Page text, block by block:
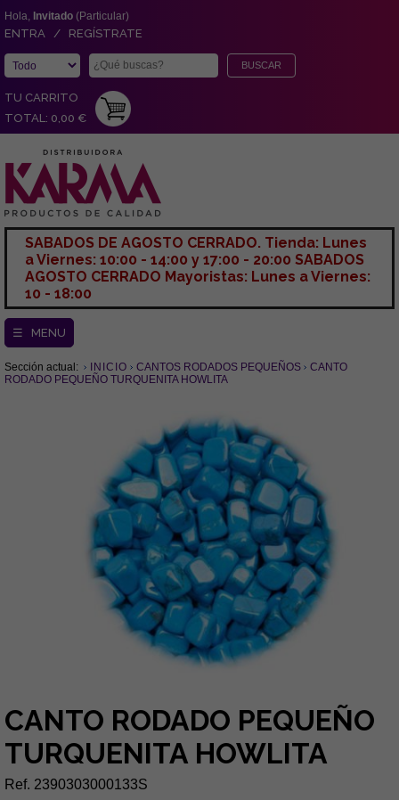
Hola, Invitado (Particular)
ENTRA / REGÍSTRATE
TU CARRITO
TOTAL: 0,00 €
SABADOS DE AGOSTO CERRADO. Tienda: Lunes
a Viernes: 10:00 - 14:00 y 17:00 - 20:00 SABADOS
AGOSTO CERRADO Mayoristas: Lunes a Viernes:
10 - 18:00
☰ MENU
Sección actual: INICIO CANTOS RODADOS PEQUEÑOS
CANTO
RODADO PEQUEÑO TURQUENITA HOWLITA
CANTO RODADO PEQUEÑO
TURQUENITA HOWLITA
Ref. 2390303000133S